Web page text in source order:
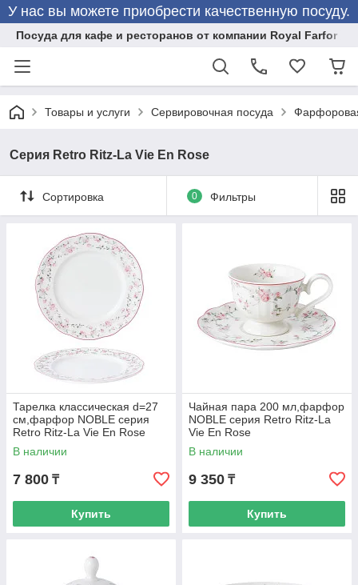
У нас вы можете приобрести качественную посуду.
Посуда для кафе и ресторанов от компании Royal Farfor
Товары и услуги Сервировочная посуда
Серия Retro Ritz-La Vie En Rose
Сортировка 0 Фильтры
Тарелка классическая d=27
cм,фарфор NOBLE серия
Retro Ritz-La Vie En Rose
В наличии
7 800 ₸
Купить
Чайная пара 200 мл,фарфор
NOBLE серия Retro Ritz-La
Vie En Rose
В наличии
9 350 ₸
Купить